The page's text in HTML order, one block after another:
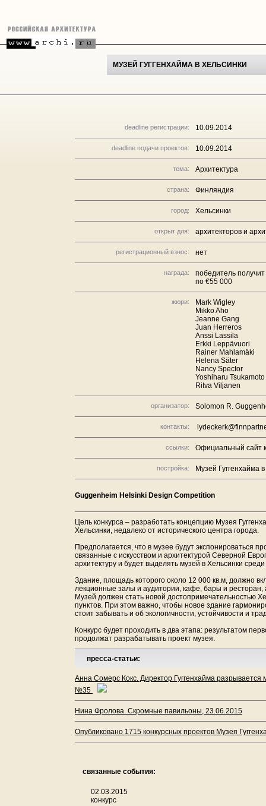
МУЗЕЙ ГУГГЕНХАЙМА В ХЕЛЬСИНКИ
deadline регистрации: 10.09.2014
deadline подачи проектов: 10.09.2014
тема: Архитектура
страна: Финляндия
город: Хельсинки
открыт для: архитекторов и
регистрационный взнос: нет
награда:
победитель
по €55 000
жюри:
Mark Wigley
Mikko Aho
Jeanne Gang
Juan Herreros
Anssi Lassila
Erkki Leppävuori
Rainer Mahlamäki
Helena Säter
Nancy Spector
Yoshiharu Tsukamoto
Ritva Viljanen
организатор: Solomon R.
контакты:
ссылки: Официальный сайт
постройка: Музей Гуггенхайма
Guggenheim Helsinki Design Competition
Цель конкурса – разработать концепцию Музея
Хельсинки, недалеко от исторического центра города.
Предполагается, что в музее будут экспонироваться
связанные с искусством и архитектурой Северной
архитектуру и будет выделять музей в Хельсинки
Здание, площадь которого около 12 000 кв.м, должно
лекционные залы и аудитории, кафе, бары и
Музей должен стать новой достопримечательностью
пунктов. При этом важно, чтобы новое здание
стоит забывать и об экологичности, устойчивости и
Конкурс будет проходить в два этапа: результатом
продолжат разрабатывать проект музея.
пресса-статьи:
Анна Сомерс Кокс. Директор Гуггенхайма
№35
Нина Фролова. Скромные павильоны, 23.06.2015
Опубликовано 1715 конкурсных проектов Музея
связанные события:
02.03.2015
конкурс